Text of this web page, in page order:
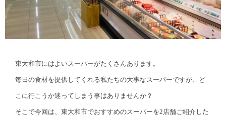
東大和市にはよいスーパーがたくさんあります。
毎日の食材を提供してくれる私たちの大事なスーパーですが、ど
こに行こうか迷ってしまう事はありませんか？
そこで今回は、東大和市でおすすめのスーパーを2店舗ご紹介した